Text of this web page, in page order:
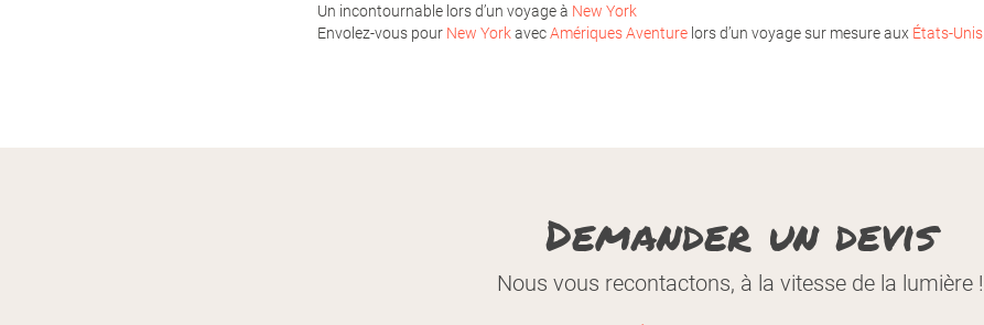
Un incontournable lors d’un voyage à New York
Envolez-vous pour New YorkavecAmériques Aventure lors d’un voyage sur mesure aux États-Unis
Demander un devis
Nous vous recontactons, à la vitesse de la lumière !